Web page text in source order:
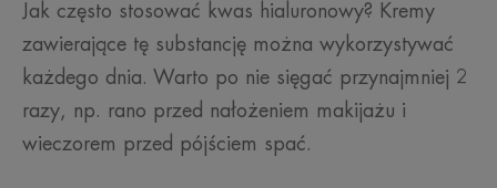
Jak często stosować kwas hialuronowy? Kremy
zawierające tę substancję można wykorzystywać
każdego dnia. Warto po nie sięgać przynajmniej 2
razy, np. rano przed nałożeniem makijażu i
wieczorem przed pójściem spać.